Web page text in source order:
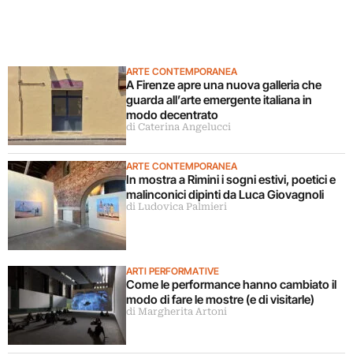
ARTE CONTEMPORANEA
A Firenze apre una nuova galleria che
guarda all’arte emergente italiana in
modo decentrato
di Caterina Angelucci
ARTE CONTEMPORANEA
In mostra a Rimini i sogni estivi, poetici e
malinconici dipinti da Luca Giovagnoli
di Ludovica Palmieri
ARTI PERFORMATIVE
Come le performance hanno cambiato il
modo di fare le mostre (e di visitarle)
di Margherita Artoni